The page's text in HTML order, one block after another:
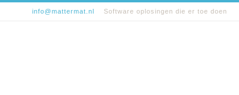
info@mattermat.nl Software oplosingen die er toe doen